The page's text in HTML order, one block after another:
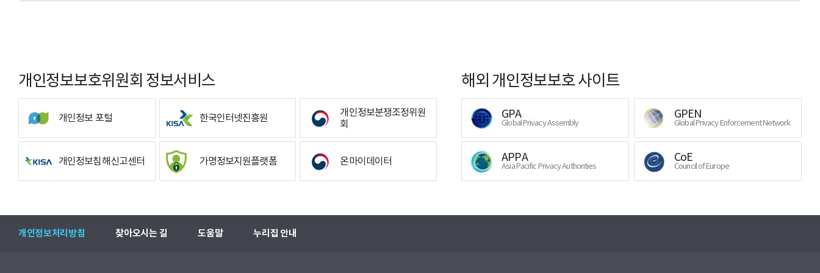
개인정보보호위원회 정보서비스
개인정보 포털 한국인터넷진흥원
개인정보분쟁조정위원
회
개인정보침해신고센터 가명정보지원플랫폼 온마이데이터
해외 개인정보보호 사이트
GPA
Global Privacy Assembly
GPEN
Global Privacy Enforcement Network
APPA
Asia Pacific Privacy Authorities
CoE
Council of Europe
개인정보처리방침 찾아오시는 길 도움말 누리집 안내